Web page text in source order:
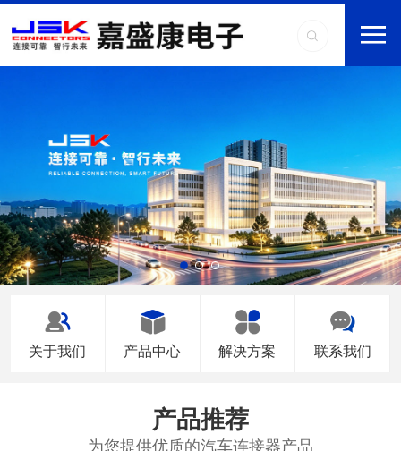
关于我们 产品中心 解决方案 联系我们
产品推荐
为您提供优质的汽车连接器产品